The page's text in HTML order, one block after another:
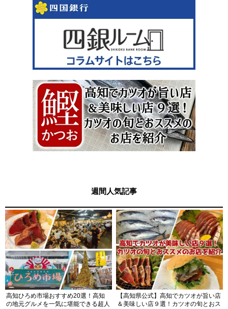
週間人気記事
高知ひろめ市場おすすめ20選！高知
の地元グルメを一気に堪能できる超人
【高知県公式】高知でカツオが旨い店
＆美味しい店９選！カツオの旬とおス